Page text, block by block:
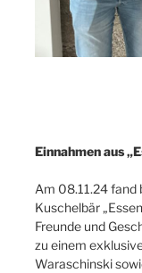
Einnahmen aus
Am 08.11.24 fand
Kuschelbär
Freunde und
zu einem
Waraschinski